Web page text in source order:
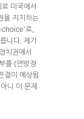
미국에서
을 지지하는
로,
니다. 제가
치권에서
를 (연방정
결이 예상됨
니 이 문제